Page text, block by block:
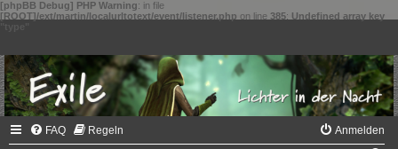
[phpBB Debug] PHP Warning: in file
[ROOT]/ext/martin/localurltotext/event/listener.php on line 385: Undefined array key
FAQ Regeln Anmelden